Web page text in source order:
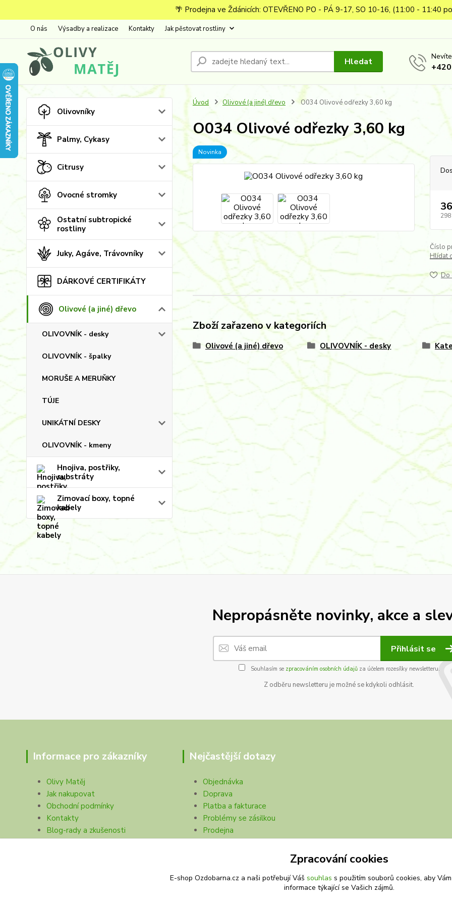
🌴 Prodejna ve Ždánicích: OTEVŘENO PO - PÁ 9-17, SO 10-16, (11:00 - 11:40
O nás Výsadby a realizace Kontakty Jak pěstovat rostliny
Hledat
Olivovníky
Palmy, Cykasy
Citrusy
Ovocné stromky
Ostatní subtropické
rostliny
Juky, Agáve, Trávovníky
DÁRKOVÉ CERTIFIKÁTY
Olivové (a jiné) dřevo
OLIVOVNÍK - desky
OLIVOVNÍK - špalky
MORUŠE A MERUŇKY
TÚJE
UNIKÁTNÍ DESKY
OLIVOVNÍK - kmeny
Hnojiva, postřiky,
substráty
Zimovací boxy, topné
kabely
Úvod Olivové (a jiné) dřevo O034 Olivové odřezky 3,60 kg
O034 Olivové odřezky 3,60 kg
Novinka
298
Číslo
Hlídat
Do
Zboží zařazeno v kategoriích
Olivové (a jiné) dřevo OLIVOVNÍK - desky
Nepropásněte novinky, akce a
Přihlásit se
Souhlasím se zpracováním osobních údajůza účelem rozesílky newsletteru.
Z odběru newsletteru je možné se kdykoli odhlásit.
Informace pro zákazníky
Olivy Matěj
Jak nakupovat
Obchodní podmínky
Kontakty
Blog-rady a zkušenosti
Nejčastější dotazy
Objednávka
Doprava
Platba a fakturace
Problémy se zásilkou
Prodejna
Zpracování cookies
E-shop Ozdobarna.cz a naši potřebují Váš souhlas s použitím souborů cookies, aby
informace týkající se Vašich zájmů.